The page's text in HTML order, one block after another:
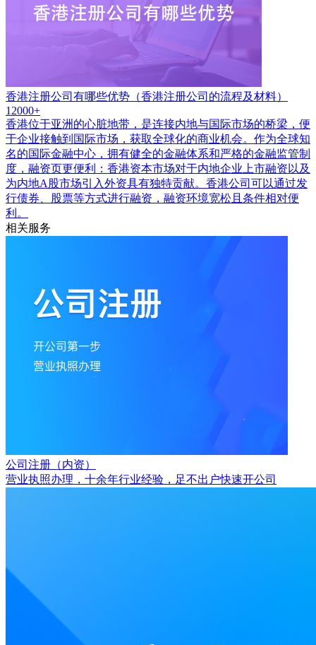
香港注册公司有哪些优势（香港注册公司的流程及材料）
12000+
香港位于亚洲的心脏地带，是连接内地与国际市场的桥梁，便
于企业接触到国际市场，获取全球化的商业机会。作为全球知
名的国际金融中心，拥有健全的金融体系和严格的金融监管制
度，融资页更便利：香港资本市场对于内地企业上市融资以及
为内地A股市场引入外资具有独特贡献。香港公司可以通过发
行债券、股票等方式进行融资，融资环境宽松且条件相对便
利。
相关服务
公司注册（内资）
营业执照办理，十余年行业经验，足不出户快速开公司